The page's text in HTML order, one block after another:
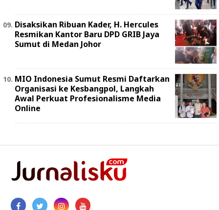
Disaksikan Ribuan Kader, H. Hercules
Resmikan Kantor Baru DPD GRIB Jaya
Sumut di Medan Johor
MIO Indonesia Sumut Resmi Daftarkan
Organisasi ke Kesbangpol, Langkah
Awal Perkuat Profesionalisme Media
Online